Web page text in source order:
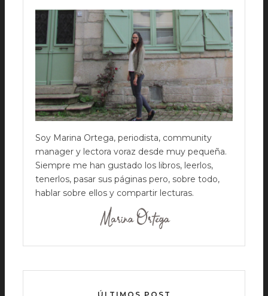
Soy Marina Ortega, periodista, community
manager y lectora voraz desde muy pequeña.
Siempre me han gustado los libros, leerlos,
tenerlos, pasar sus páginas pero, sobre todo,
hablar sobre ellos y compartir lecturas.